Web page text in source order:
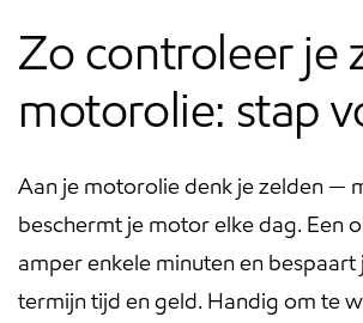
Zo controleer je
motorolie: stap
Aan je motorolie denk je zelden —
beschermt je motor elke dag. Een
amper enkele minuten en bespaart
termijn tijd en geld. Handig om te
navigation